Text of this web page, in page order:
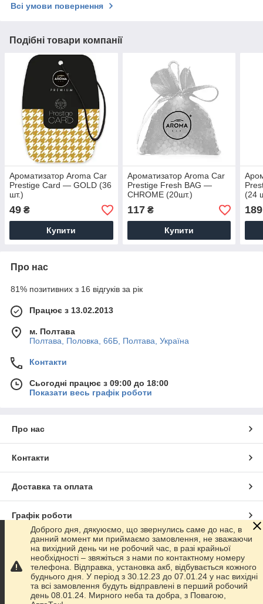
Всі умови повернення
Подібні товари компанії
Ароматизатор Aroma Car
Prestige Card — GOLD (36
шт.)
49 ₴
Купити
Ароматизатор Aroma Car
Prestige Fresh BAG —
CHROME (20шт.)
117₴
Купити
(24
189
Про нас
81% позитивних з 16 відгуків за рік
Працює з 13.02.2013
м. Полтава
Полтава, Половка, 66Б, Полтава, Україна
Контакти
Сьогодні працює з 09:00 до 18:00
Показати весь графік роботи
Про нас
Контакти
Доставка та оплата
Графік роботи
Повна версія сайту
Сайт створено на маркетплейсіProm.ua
Політика конфіденційності
Доброго дня, дякуюємо, що звернулись саме до нас, в
данний момент ми приймаємо замовлення, не зважаючи
на вихідний день чи не робочий час, в разі крайньої
необхідності – звяжіться з нами по контактному номеру
телефона. Відправка, установка акб, відбувається кожного
буднього дня. У період з 30.12.23 до 07.01.24 у нас вихідні
та всі замовлення будуть відправлені в перший робочий
день 08.01.24. Мирного неба та добра, з Повагою,